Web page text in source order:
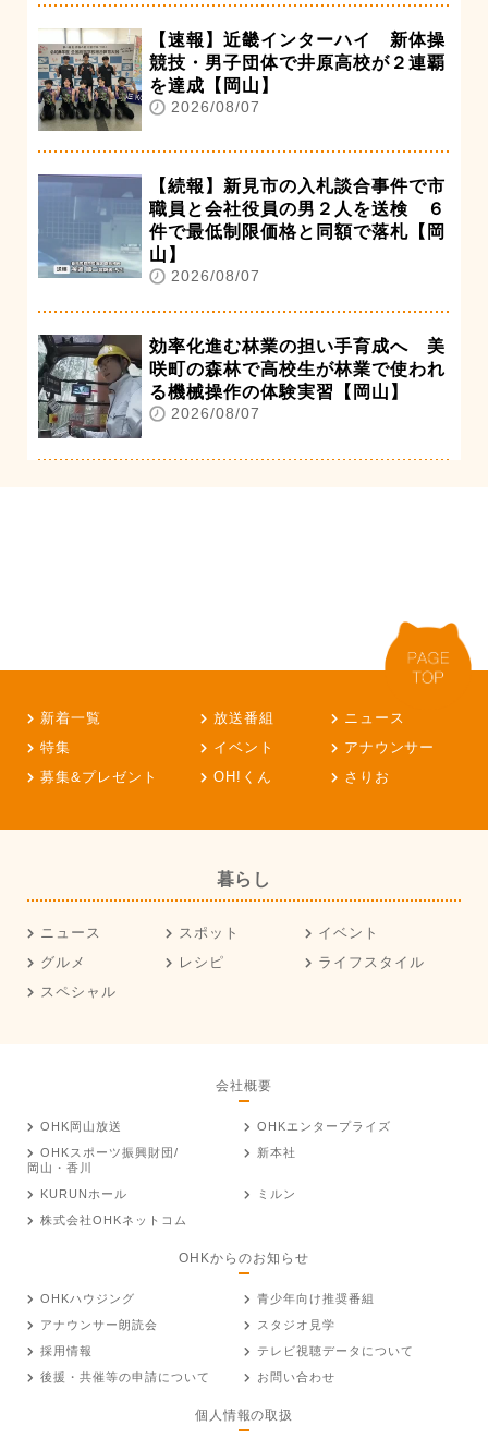
【速報】近畿インターハイ 新体操
競技・男子団体で井原高校が２連覇
を達成【岡山】
2026/08/07
【続報】新見市の入札談合事件で市
職員と会社役員の男２人を送検 ６
件で最低制限価格と同額で落札【岡
山】
2026/08/07
効率化進む林業の担い手育成へ 美
咲町の森林で高校生が林業で使われ
る機械操作の体験実習【岡山】
2026/08/07
新着一覧 放送番組
ニュース
特集
イベント
アナウンサー
募集&プレゼント
OH!くん さりお
暮らし
ニュース スポット
イベント
グルメ
レシピ
ライフスタイル
スペシャル
会社概要
OHK岡山放送
OHKエンタープライズ
OHKスポーツ振興財団/
岡山・香川
新本社
KURUNホール
ミルン
株式会社OHKネットコム
OHKからのお知らせ
OHKハウジング
青少年向け推奨番組
アナウンサー朗読会
スタジオ見学
採用情報
テレビ視聴データについて
後援・共催等の申請について
お問い合わせ
個人情報の取扱